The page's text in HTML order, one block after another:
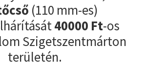
(110 mm-es)
40000 Ft-os
Szigetszentmárton
területén.